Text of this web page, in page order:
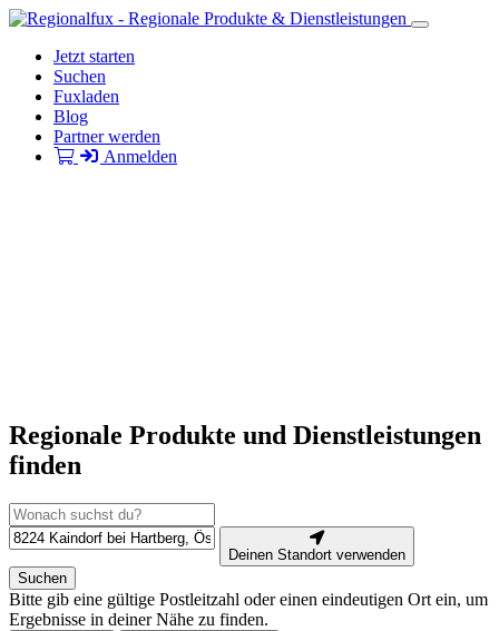
Jetzt starten
Suchen
Fuxladen
Blog
Partner werden
Anmelden
Regionale Produkte und Dienstleistungen
finden
Deinen Standort verwenden
Suchen
Bitte gib eine gültige Postleitzahl oder einen eindeutigen Ort ein, um
Ergebnisse in deiner Nähe zu finden.